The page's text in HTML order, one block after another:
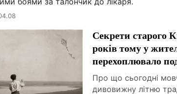
Секрети старого
років тому у
перехоплювало
Про що сьогодні
дивовижну літню